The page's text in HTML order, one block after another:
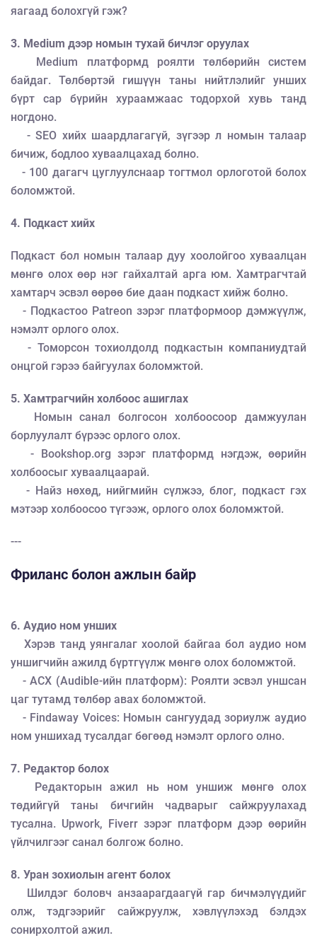
яагаад болохгүй гэж?
3. Medium дээр номын тухай бичлэг оруулах
Medium платформд роялти төлбөрийн систем
байдаг. Төлбөртэй гишүүн таны нийтлэлийг унших
бүрт сар бүрийн хураамжаас тодорхой хувь танд
ногдоно.
- SEO хийх шаардлагагүй, зүгээр л номын талаар
бичиж, бодлоо хуваалцахад болно.
- 100 дагагч цуглуулснаар тогтмол орлоготой болох
боломжтой.
4. Подкаст хийх
Подкаст бол номын талаар дуу хоолойгоо хуваалцан
мөнгө олох өөр нэг гайхалтай арга юм. Хамтрагчтай
хамтарч эсвэл өөрөө бие даан подкаст хийж болно.
- Подкастоо Patreon зэрэг платформоор дэмжүүлж,
нэмэлт орлого олох.
- Томорсон тохиолдолд подкастын компаниудтай
онцгой гэрээ байгуулах боломжтой.
5. Хамтрагчийн холбоос ашиглах
Номын санал болгосон холбоосоор дамжуулан
борлуулалт бүрээс орлого олох.
- Bookshop.org зэрэг платформд нэгдэж, өөрийн
холбоосыг хуваалцаарай.
- Найз нөхөд, нийгмийн сүлжээ, блог, подкаст гэх
мэтээр холбоосоо түгээж, орлого олох боломжтой.
---
Фриланс болон ажлын байр
6. Аудио ном унших
Хэрэв танд уянгалаг хоолой байгаа бол аудио ном
уншигчийн ажилд бүртгүүлж мөнгө олох боломжтой.
- ACX (Audible-ийн платформ): Роялти эсвэл уншсан
цаг тутамд төлбөр авах боломжтой.
- Findaway Voices: Номын сангуудад зориулж аудио
ном уншихад тусалдаг бөгөөд нэмэлт орлого олно.
7. Редактор болох
Редакторын ажил нь ном уншиж мөнгө олох
төдийгүй таны бичгийн чадварыг сайжруулахад
тусална. Upwork, Fiverr зэрэг платформ дээр өөрийн
үйлчилгээг санал болгож болно.
8. Уран зохиолын агент болох
Шилдэг боловч анзаарагдаагүй гар бичмэлүүдийг
олж, тэдгээрийг сайжруулж, хэвлүүлэхэд бэлдэх
сонирхолтой ажил.